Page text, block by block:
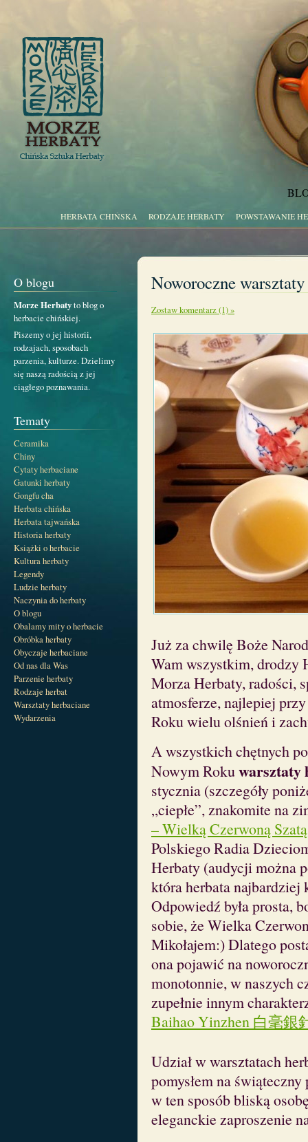
HERBATA CHIŃSKA RODZAJE HERBATY POWSTAWANIE
O blogu
Morze Herbatyto blog o
herbacie chińskiej.
Piszemy o jej historii,
rodzajach, sposobach
parzenia, kulturze. Dzielimy
się naszą radością z jej
ciągłego poznawania.
Tematy
Ceramika
Chiny
Cytaty herbaciane
Gatunki herbaty
Gongfu cha
Herbata chińska
Herbata tajwańska
Historia herbaty
Książki o herbacie
Kultura herbaty
Legendy
Ludzie herbaty
Naczynia do herbaty
O blogu
Obalamy mity o herbacie
Obróbka herbaty
Obyczaje herbaciane
Od nas dla Was
Parzenie herbaty
Rodzaje herbat
Warsztaty herbaciane
Wydarzenia
Noworoczne
Zostaw komentarz (1) »
Już za chwilę Boże
Wam wszystkim, drodzy
Morza Herbaty, radości,
atmosferze, najlepiej
Roku wielu olśnień i
A wszystkich chętnych
Nowym Rokuwarsztaty
stycznia (szczegóły
„ciepłe”, znakomite na
– Wielką Czerwoną Szatą
Polskiego Radia
Herbaty (audycji można
która herbata
Odpowiedź była prosta,
sobie, że Wielka
Mikołajem:) Dlatego
ona pojawić na
monotonnie, w naszych
zupełnie innym
Baihao Yinzhen 白毫銀
Udział w warsztatach
pomysłem na
w ten sposób bliską
eleganckie zaproszenie